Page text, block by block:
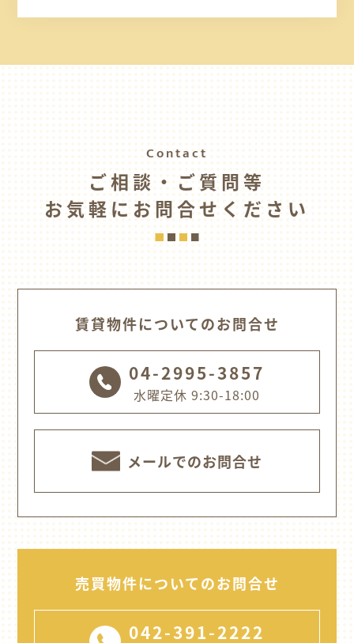
Contact
ご相談・ご質問等
お気軽にお問合せください
賃貸物件についてのお問合せ
04-2995-3857
水曜定休 9:30-18:00
メールでのお問合せ
売買物件についてのお問合せ
042-391-2222